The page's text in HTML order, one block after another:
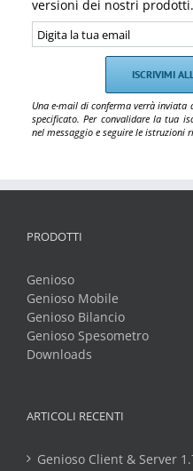
versioni dei nostri prodotti.
Una e-mail di conferma verrà
specificato. Per convalidare la tua
nel messaggio e seguire le istruzioni
PRODOTTI
Genioso
Genioso Mobile
Genioso Bilancio
Genioso Spesometro
Downloads
ARTICOLI RECENTI
Genioso Client & Server